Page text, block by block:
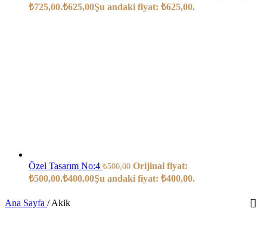
₺725,00.₺625,00Şu andaki fiyat: ₺625,00.
Özel Tasarım No:4 ₺500,00 Orijinal fiyat:
₺500,00.₺400,00Şu andaki fiyat: ₺400,00.
Ana Sayfa / Akik